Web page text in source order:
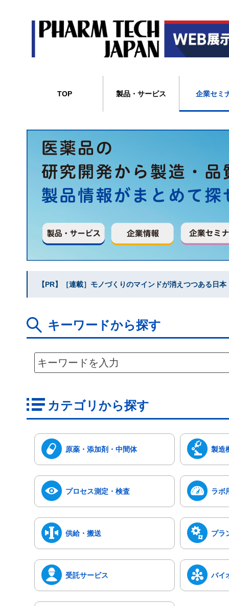
TOP 製品・サービス 企業セミ
【PR】［連載］モノづくりのマインドが消えつつある日
キーワードから探す
カテゴリから探す
原薬・添加剤・中間体 製造
プロセス測定・検査 ラボ
供給・搬送 プラ
受託サービス バイ